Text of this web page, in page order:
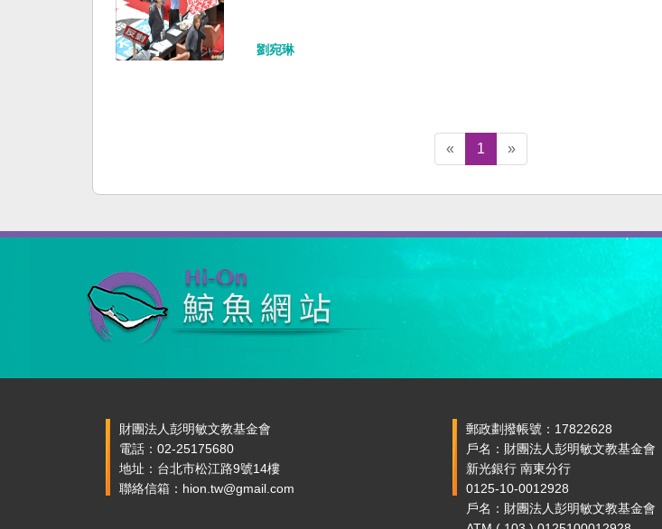
劉宛琳
« 1 »
財團法人彭明敏文教基金會
電話：02-25175680
地址：台北市松江路9號14樓
聯絡信箱：hion.tw@gmail.com
郵政劃撥帳號：17822628
戶名：財團法人彭明敏文教基金會
新光銀行 南東分行
0125-10-0012928
戶名：財團法人彭明敏文教基金會